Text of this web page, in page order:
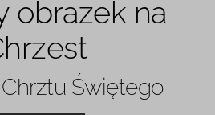
obrazek na
Świętego